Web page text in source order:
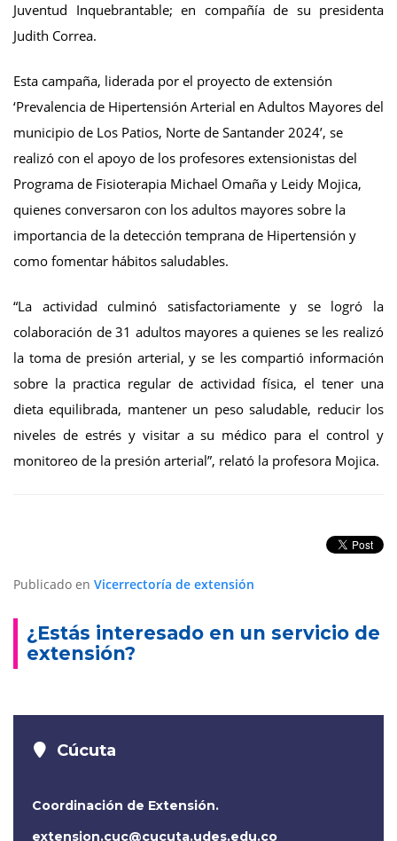
Juventud Inquebrantable; en compañía de su presidenta
Judith Correa.
Esta campaña, liderada por el proyecto de extensión
‘Prevalencia de Hipertensión Arterial en Adultos Mayores del
municipio de Los Patios, Norte de Santander 2024’, se
realizó con el apoyo de los profesores extensionistas del
Programa de Fisioterapia Michael Omaña y Leidy Mojica,
quienes conversaron con los adultos mayores sobre la
importancia de la detección temprana de Hipertensión y
como fomentar hábitos saludables.
“La actividad culminó satisfactoriamente y se logró la
colaboración de 31 adultos mayores a quienes se les realizó
la toma de presión arterial, y se les compartió información
sobre la practica regular de actividad física, el tener una
dieta equilibrada, mantener un peso saludable, reducir los
niveles de estrés y visitar a su médico para el control y
monitoreo de la presión arterial”, relató la profesora Mojica.
Publicado en Vicerrectoría de extensión
¿Estás interesado en un servicio de
extensión?
Cúcuta
Coordinación de Extensión.
extension.cuc@cucuta.udes.edu.co